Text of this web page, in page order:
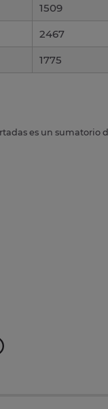
1509
2467
1775
es un sumatorio